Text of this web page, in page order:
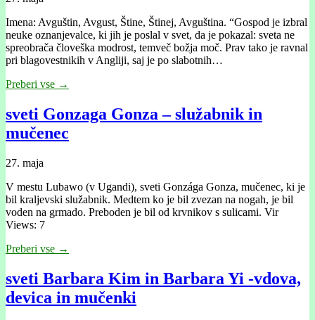
Imena: Avguštin, Avgust, Štine, Štinej, Avguština. “Gospod je izbral
neuke oznanjevalce, ki jih je poslal v svet, da je pokazal: sveta ne
spreobrača človeška modrost, temveč božja moč. Prav tako je ravnal
pri blagovestnikih v Angliji, saj je po slabotnih…
Preberi vse →
sveti Gonzaga Gonza – služabnik in
mučenec
27. maja
V mestu Lubawo (v Ugandi), sveti Gonzága Gonza, mučenec, ki je
bil kraljevski služabnik. Medtem ko je bil zvezan na nogah, je bil
voden na grmado. Preboden je bil od krvnikov s sulicami. Vir
Views: 7
Preberi vse →
sveti Barbara Kim in Barbara Yi -vdova,
devica in mučenki